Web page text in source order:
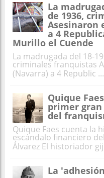
La
de 1936,
Asesinaron
a 4
Murillo el Cuende
La madrugada del 18-
criminales franquistas
(Navarra) a 4 Republic ...
Quique
primer
del
Quique Faes cuenta la
escándalo financiero
Álvarez El historiador gij
La